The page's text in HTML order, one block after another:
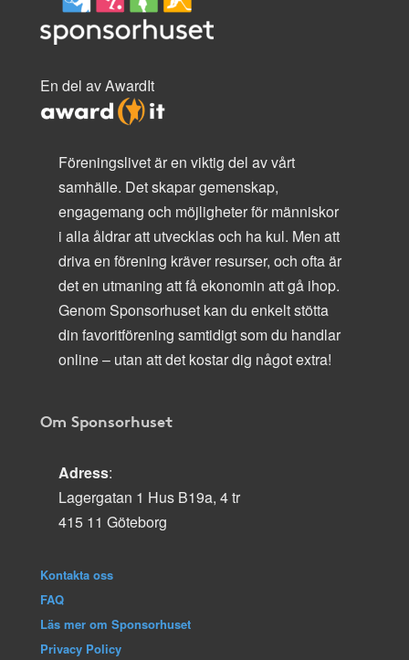
En del av AwardIt
Föreningslivet är en viktig del av vårt
samhälle. Det skapar gemenskap,
engagemang och möjligheter för människor
i alla åldrar att utvecklas och ha kul. Men att
driva en förening kräver resurser, och ofta är
det en utmaning att få ekonomin att gå ihop.
Genom Sponsorhuset kan du enkelt stötta
din favoritförening samtidigt som du handlar
online – utan att det kostar dig något extra!
Om Sponsorhuset
Adress:
Lagergatan 1 Hus B19a, 4 tr
415 11 Göteborg
Kontakta oss
FAQ
Läs mer om Sponsorhuset
Privacy Policy